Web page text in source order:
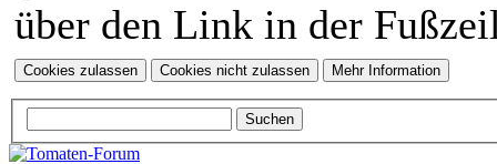
über den Link in der